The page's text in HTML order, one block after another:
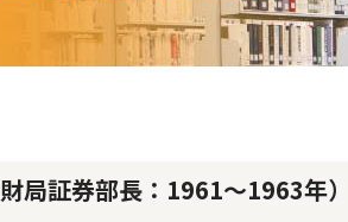
局証券部長：1961～1963年